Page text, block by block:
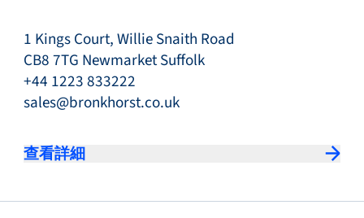
1 Kings Court, Willie Snaith Road
CB8 7TG Newmarket Suffolk
+44 1223 833222
sales@bronkhorst.co.uk
查看詳細